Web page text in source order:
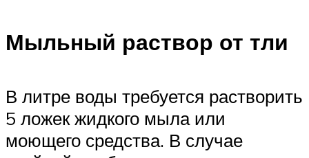
Мыльный раствор от тли
В литре воды требуется растворить
5 ложек жидкого мыла или
моющего средства. В случае